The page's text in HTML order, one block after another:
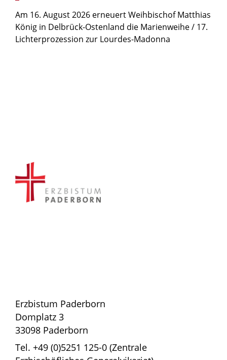
Am 16. August 2026 erneuert Weihbischof Matthias
König in Delbrück-Ostenland die Marienweihe / 17.
Lichterprozession zur Lourdes-Madonna
Erzbistum Paderborn
Domplatz 3
33098 Paderborn
Tel. +49 (0)5251 125-0 (Zentrale